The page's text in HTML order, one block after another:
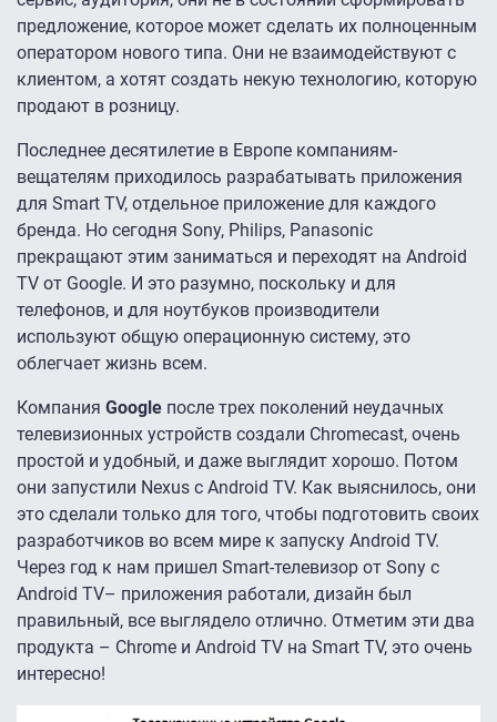
предложение, которое может сделать их полноценным
оператором нового типа. Они не взаимодействуют с
клиентом, а хотят создать некую технологию, которую
продают в розницу.
Последнее десятилетие в Европе компаниям-
вещателям приходилось разрабатывать приложения
для Smart TV, отдельное приложение для каждого
бренда. Но сегодня Sony, Philips, Panasonic
прекращают этим заниматься и переходят на Android
TV от Google. И это разумно, поскольку и для
телефонов, и для ноутбуков производители
используют общую операционную систему, это
облегчает жизнь всем.
Компания Google после трех поколений неудачных
телевизионных устройств создали Chromecast, очень
простой и удобный, и даже выглядит хорошо. Потом
они запустили Nexus с Android TV. Как выяснилось, они
это сделали только для того, чтобы подготовить своих
разработчиков во всем мире к запуску Android TV.
Через год к нам пришел Smart-телевизор от Sony с
Android TV– приложения работали, дизайн был
правильный, все выглядело отлично. Отметим эти два
продукта – Chrome и Android TV на Smart TV, это очень
интересно!